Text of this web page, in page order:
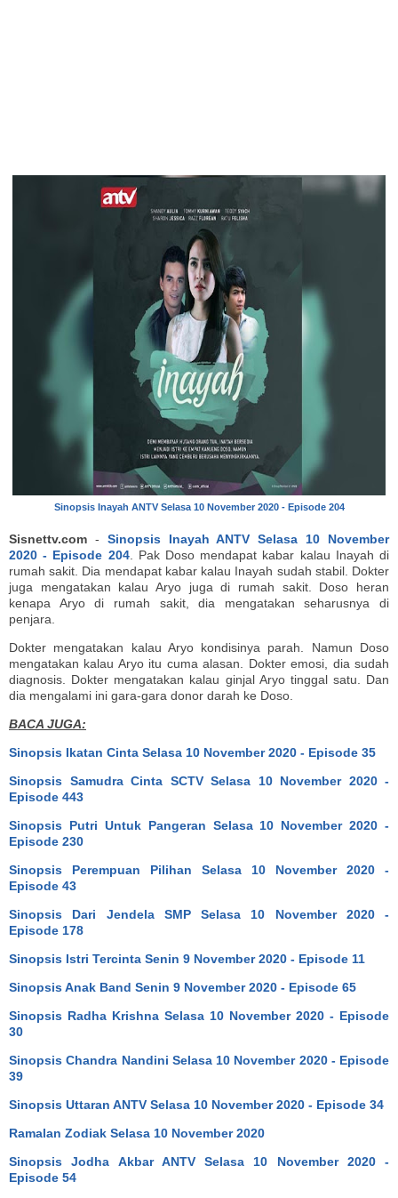
Sinopsis Inayah ANTV Selasa 10 November 2020 - Episode 204
Sisnettv.com - Sinopsis Inayah ANTV Selasa 10 November
2020 - Episode 204. Pak Doso mendapat kabar kalau Inayah di
rumah sakit. Dia mendapat kabar kalau Inayah sudah stabil. Dokter
juga mengatakan kalau Aryo juga di rumah sakit. Doso heran
kenapa Aryo di rumah sakit, dia mengatakan seharusnya di
penjara.
Dokter mengatakan kalau Aryo kondisinya parah. Namun Doso
mengatakan kalau Aryo itu cuma alasan. Dokter emosi, dia sudah
diagnosis. Dokter mengatakan kalau ginjal Aryo tinggal satu. Dan
dia mengalami ini gara-gara donor darah ke Doso.
BACA JUGA:
Sinopsis Ikatan Cinta Selasa 10 November 2020 - Episode 35
Sinopsis Samudra Cinta SCTV Selasa 10 November 2020 -
Episode 443
Sinopsis Putri Untuk Pangeran Selasa 10 November 2020 -
Episode 230
Sinopsis Perempuan Pilihan Selasa 10 November 2020 -
Episode 43
Sinopsis Dari Jendela SMP Selasa 10 November 2020 -
Episode 178
Sinopsis Istri Tercinta Senin 9 November 2020 - Episode 11
Sinopsis Anak Band Senin 9 November 2020 - Episode 65
Sinopsis Radha Krishna Selasa 10 November 2020 - Episode
30
Sinopsis Chandra Nandini Selasa 10 November 2020 - Episode
39
Sinopsis Uttaran ANTV Selasa 10 November 2020 - Episode 34
Ramalan Zodiak Selasa 10 November 2020
Sinopsis Jodha Akbar ANTV Selasa 10 November 2020 -
Episode 54